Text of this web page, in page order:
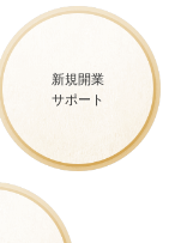
新規開業
サポート